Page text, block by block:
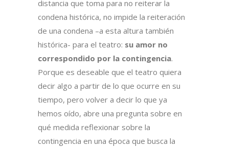
distancia que toma para no reiterar la
condena histórica, no impide la reiteración
de una condena –a esta altura también
histórica- para el teatro: su amor no
correspondido por la contingencia.
Porque es deseable que el teatro quiera
decir algo a partir de lo que ocurre en su
tiempo, pero volver a decir lo que ya
hemos oído, abre una pregunta sobre en
qué medida reflexionar sobre la
contingencia en una época que busca la